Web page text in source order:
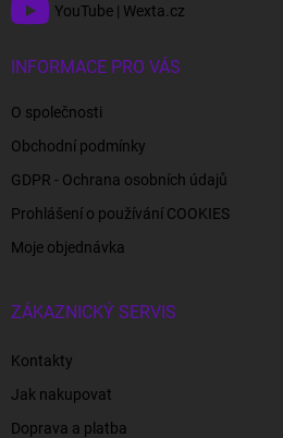
YouTube | Wexta.cz
INFORMACE PRO VÁS
O společnosti
Obchodní podmínky
GDPR - Ochrana osobních údajů
Prohlášení o používání COOKIES
Moje objednávka
ZÁKAZNICKÝ SERVIS
Kontakty
Jak nakupovat
Doprava a platba